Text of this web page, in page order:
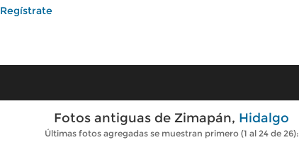
Regístrate
Fotos antiguas de Zimapán, Hidalgo
Últimas fotos agregadas se muestran primero (1 al 24 de 26):